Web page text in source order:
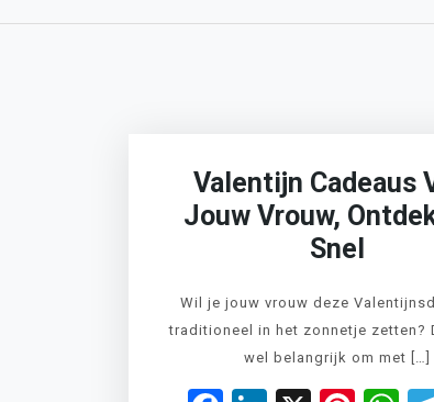
Valentijn Cadeaus
Jouw Vrouw,
Snel
Wil je jouw vrouw deze
traditioneel in het zonnetje zetten?
wel belangrijk om met […]